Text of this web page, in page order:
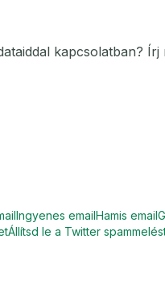
kapcsolatban?
Ingyenes email Hamis email
Állítsd le a Twitter